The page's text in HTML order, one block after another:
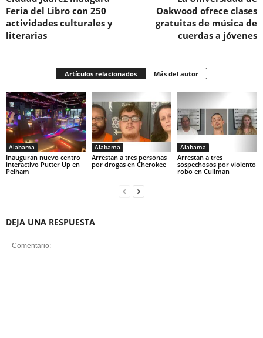
Feria del Libro con 250
actividades culturales y
literarias
Oakwood ofrece clases
gratuitas de música de
cuerdas a jóvenes
Artículos relacionados Más del autor
Alabama
Inauguran nuevo centro
interactivo Putter Up en
Pelham
Alabama
Arrestan a tres personas
por drogas en Cherokee
Alabama
Arrestan a tres
sospechosos por violento
robo en Cullman
DEJA UNA RESPUESTA